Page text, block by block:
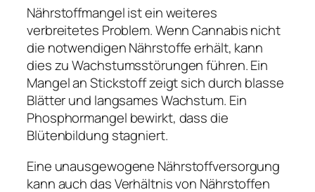
Nährstoffmangel ist ein weiteres
verbreitetes Problem. Wenn Cannabis nicht
die notwendigen Nährstoffe erhält, kann
dies zu Wachstumsstörungen führen. Ein
Mangel an Stickstoff zeigt sich durch blasse
Blätter und langsames Wachstum. Ein
Phosphormangel bewirkt, dass die
Blütenbildung stagniert.
Eine unausgewogene Nährstoffversorgung
kann auch das Verhältnis von Nährstoffen